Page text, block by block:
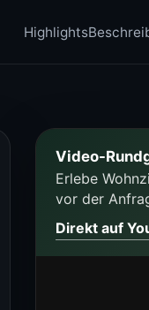
Highlights
Video-
Erlebe
vor der
Direkt auf